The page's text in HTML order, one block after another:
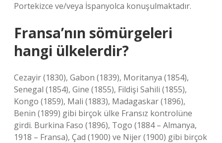
Portekizce ve/veya İspanyolca konuşulmaktadır.
Fransa’nın sömürgeleri
hangi ülkelerdir?
Cezayir (1830), Gabon (1839), Moritanya (1854),
Senegal (1854), Gine (1855), Fildişi Sahili (1855),
Kongo (1859), Mali (1883), Madagaskar (1896),
Benin (1899) gibi birçok ülke Fransız kontrolüne
girdi. Burkina Faso (1896), Togo (1884 – Almanya,
1918 – Fransa), Çad (1900) ve Nijer (1900) gibi birçok